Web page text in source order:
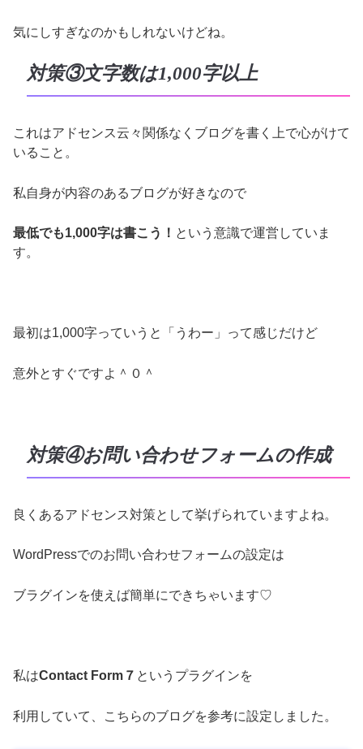
気にしすぎなのかもしれないけどね。
対策③文字数は1,000字以上
これはアドセンス云々関係なくブログを書く上で心がけて
いること。
私自身が内容のあるブログが好きなので
最低でも1,000字は書こう！ という意識で運営していま
す。
最初は1,000字っていうと「うわー」って感じだけど
意外とすぐですよ＾０＾
対策④お問い合わせフォームの作成
良くあるアドセンス対策として挙げられていますよね。
WordPressでのお問い合わせフォームの設定は
ブラグインを使えば簡単にできちゃいます♡
私はContact Form７ というプラグインを
利用していて、こちらのブログを参考に設定しました。